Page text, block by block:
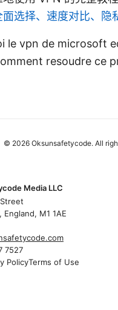
面选择、速度对比、隐
le vpn de microsoft
resoudre ce
© 2026 Oksunsafetycode. All
Media LLC
M1 1AE
7527
PolicyTerms of Use